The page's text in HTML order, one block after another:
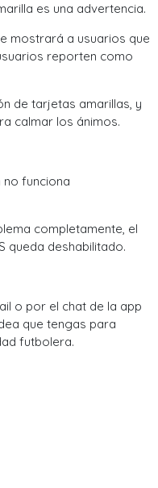
es una advertencia.
mostrará a usuarios que
reporten como
de tarjetas amarillas, y
calmar los ánimos.
no funciona
completamente, el
queda deshabilitado.
o por el chat de la app
que tengas para
futbolera.